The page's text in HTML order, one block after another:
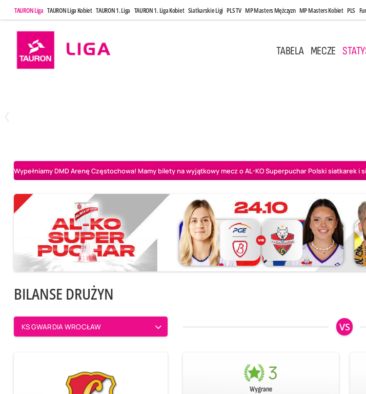
TAURON Liga TAURON Liga Kobiet TAURON 1. Liga TAURON 1. Liga Kobiet Siatkarskie Ligi PLS TV MP Masters Mężczyzn MP Masters Kobiet PLS
TABELA MECZE
Wypełniamy DMD Arenę Częstochowa! Mamy bilety na wyjątkowy mecz o AL-KO Superpuchar Polski siatkarek i
BILANSE DRUŻYN
KS GWARDIA WROCŁAW VS
3
Wygrane